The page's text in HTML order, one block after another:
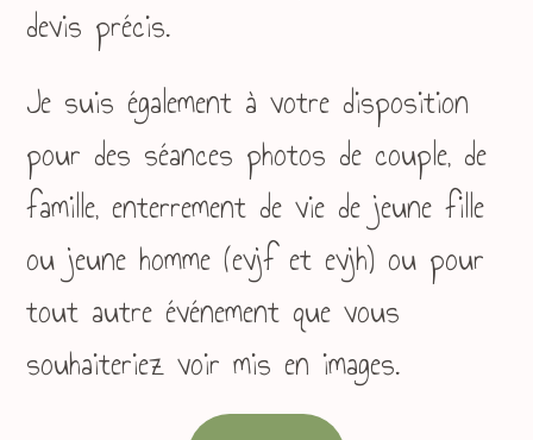
devis précis.
Je suis également à votre disposition
pour des séances photos de couple, de
famille, enterrement de vie de jeune fille
ou jeune homme (evjf et evjh) ou pour
tout autre événement que vous
souhaiteriez voir mis en images.